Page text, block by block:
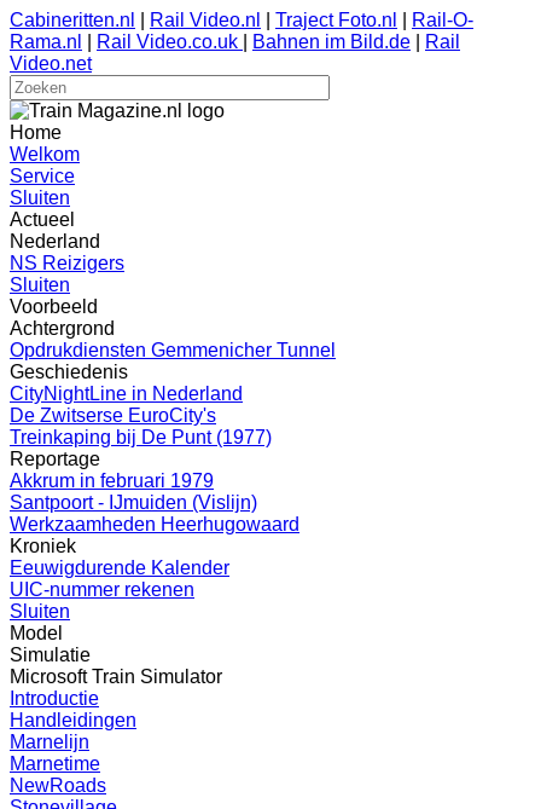
Cabineritten.nl Rail Video.nl Traject Foto.nl
Rail-O-
Rama.nl
Rail Video.co.uk Bahnen im Bild.de
Rail
Video.net
Home
Welkom
Service
Sluiten
Actueel
Nederland
NS Reizigers
Sluiten
Voorbeeld
Achtergrond
Opdrukdiensten Gemmenicher Tunnel
Geschiedenis
CityNightLine in Nederland
De Zwitserse EuroCity's
Treinkaping bij De Punt (1977)
Reportage
Akkrum in februari 1979
Santpoort - IJmuiden (Vislijn)
Werkzaamheden Heerhugowaard
Kroniek
Eeuwigdurende Kalender
UIC-nummer rekenen
Sluiten
Model
Simulatie
Microsoft Train Simulator
Introductie
Handleidingen
Marnelijn
Marnetime
NewRoads